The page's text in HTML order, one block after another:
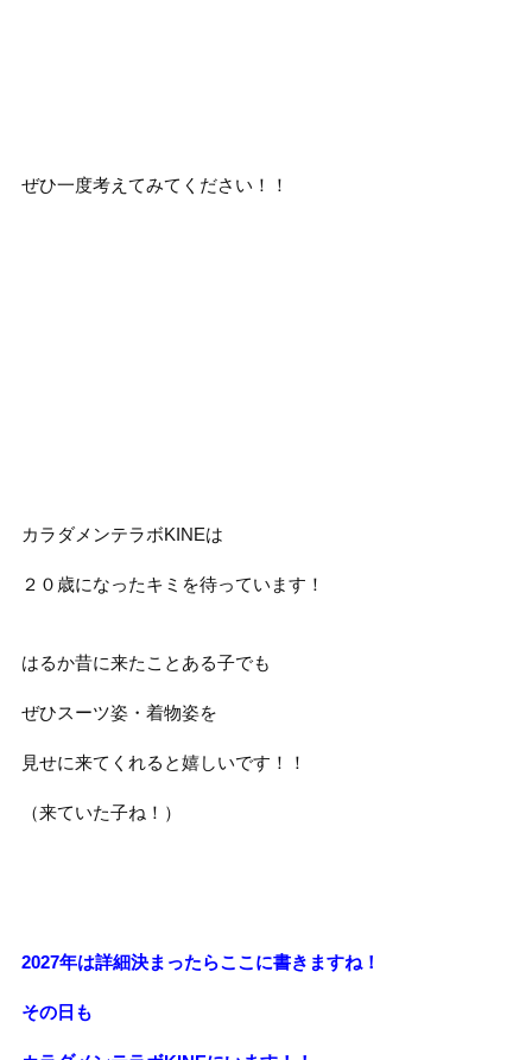
ぜひ一度考えてみてください！！
カラダメンテラボKINEは
２０歳になったキミを待っています！
はるか昔に来たことある子でも
ぜひスーツ姿・着物姿を
見せに来てくれると嬉しいです！！
（来ていた子ね！）
2027年は詳細決まったらここに書きますね！
その日も